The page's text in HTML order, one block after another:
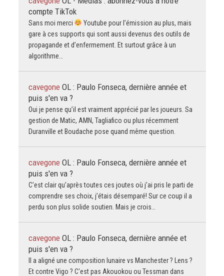
compte TikTok
Sans moi merci
Youtube pour l’émission au plus, mais
gare à ces supports qui sont aussi devenus des outils de
propagande et d’enfermement. Et surtout grâce à un
algorithme…
cavegone OL : Paulo Fonseca, dernière année et
puis s'en va ?
Oui je pense qu’il est vraiment apprécié par les joueurs. Sa
gestion de Matic, AMN, Tagliafico ou plus récemment
Duranville et Boudache pose quand même question.
cavegone OL : Paulo Fonseca, dernière année et
puis s'en va ?
C’est clair qu’après toutes ces joutes où j’ai pris le parti de
comprendre ses choix, j’étais désemparé! Sur ce coup il a
perdu son plus solide soutien. Mais je crois…
cavegone OL : Paulo Fonseca, dernière année et
puis s'en va ?
Il a aligné une composition lunaire vs Manchester ? Lens ?
Et contre Vigo ? C’est pas Akouokou ou Tessman dans